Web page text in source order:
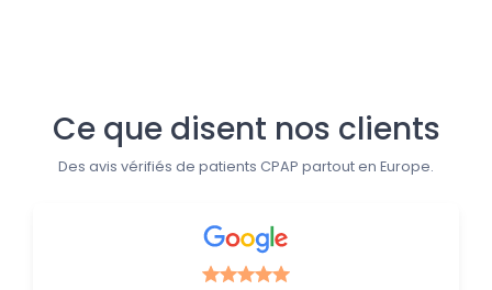
Ce que disent nos clients
Des avis vérifiés de patients CPAP partout en Europe.